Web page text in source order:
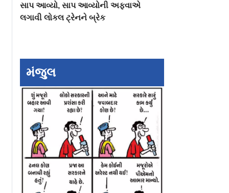
મને
હતા
૮૩ વર્ષની ઉંમરે સતત ૨૪
સાપ આવ્યો, સાપ આવ્યોની અફવાએ
લગાવી લોકલ ટ્રેનને બ્રેક
મંજુલ